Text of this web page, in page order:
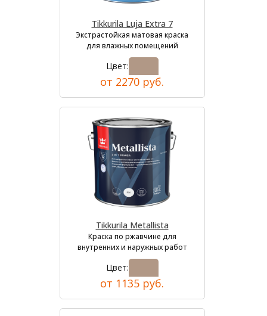
Tikkurila Luja Extra 7
Экстрастойкая матовая краска
для влажных помещений
Цвет:
от 2270 руб.
Tikkurila Metallista
Краска по ржавчине для
внутренних и наружных работ
Цвет:
от 1135 руб.